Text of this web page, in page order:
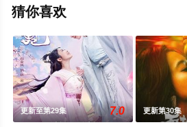
（1-28全集），手机免费观看高清
信息可移步至豆瓣电视剧、电视猫
猜你喜欢
更新至第29集 7.0 更新第30集